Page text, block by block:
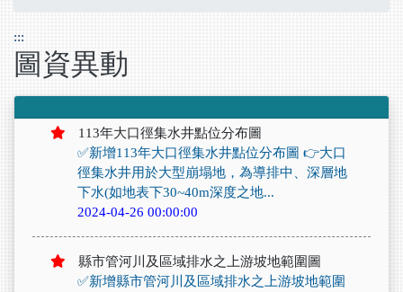
:::
圖資異動
113年大口徑集水井點位分布圖
✅新增113年大口徑集水井點位分布圖 👉大口
徑集水井用於大型崩塌地，為導排中、深層地
下水(如地表下30~40m深度之地...
2024-04-26 00:00:00
縣市管河川及區域排水之上游坡地範圍圖
✅新增縣市管河川及區域排水之上游坡地範圍